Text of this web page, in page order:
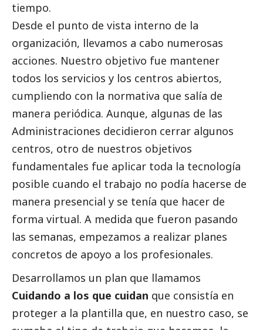
tiempo.
Desde el punto de vista interno de la
organización, llevamos a cabo numerosas
acciones. Nuestro objetivo fue mantener
todos los servicios y los centros abiertos,
cumpliendo con la normativa que salía de
manera periódica. Aunque, algunas de las
Administraciones decidieron cerrar algunos
centros, otro de nuestros objetivos
fundamentales fue aplicar toda la tecnología
posible cuando el trabajo no podía hacerse de
manera presencial y se tenía que hacer de
forma virtual. A medida que fueron pasando
las semanas, empezamos a realizar planes
concretos de apoyo a los profesionales.
Desarrollamos un plan que llamamos
Cuidando a los que cuidan que consistía en
proteger a la plantilla que, en nuestro caso, se